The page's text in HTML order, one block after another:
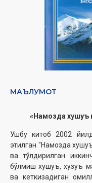
МАЪЛУМОТ
«Намозда хушуъ
Ушбу китоб 2002
этилган "Намозда
ва тўлдирилган
бўлмиш хушуъ, хузуъ
ва кеткизадиган